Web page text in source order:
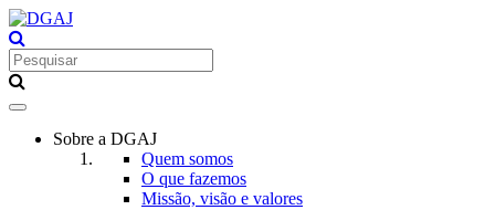
Toggle
navigationSobre a DGAJ
Quem somos
O que fazemos
Missão, visão e valores